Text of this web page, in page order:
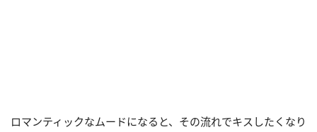
ロマンティックなムードになると、その流れでキスしたくなり